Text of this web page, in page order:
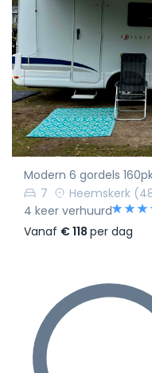
Modern 6 gordels
7
Heemskerk
4 keer verhuurd
Vanaf € 118 per dag